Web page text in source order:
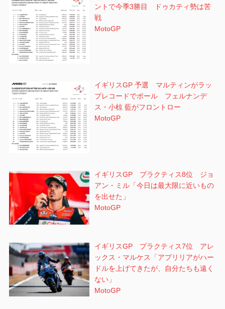
ントで今季3勝目 ドゥカティ勢は苦
戦
MotoGP
イギリスGP 予選 マルティンがラッ
プレコードでポール フェルナンデ
ス・小椋 藍がフロントロー
MotoGP
イギリスGP プラクティス8位 ジョ
アン・ミル「今日は最大限に近いもの
を出せた」
MotoGP
イギリスGP プラクティス7位 アレ
ックス・マルケス「アプリリアがハー
ドルを上げてきたが、自分たちも遠く
ない」
MotoGP